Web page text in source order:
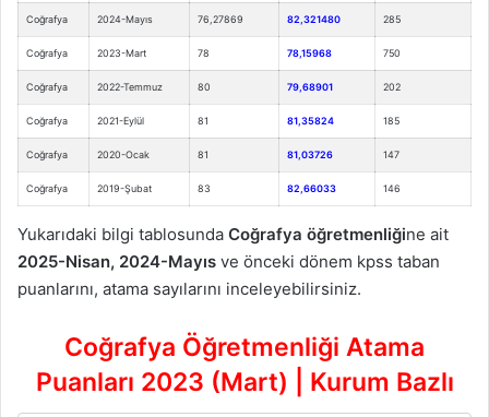
Coğrafya 2024-Mayıs 76,27869 82,321480 285
Coğrafya 2023-Mart 78 78,15968 750
Coğrafya 2022-Temmuz 80 79,68901 202
Coğrafya 2021-Eylül 81 81,35824 185
Coğrafya 2020-Ocak 81 81,03726 147
Coğrafya 2019-Şubat 83 82,66033 146
Yukarıdaki bilgi tablosunda Coğrafya öğretmenliğine ait
2025-Nisan, 2024-Mayıs ve önceki dönem kpss taban
puanlarını, atama sayılarını inceleyebilirsiniz.
Coğrafya Öğretmenliği Atama
Puanları 2023 (Mart) | Kurum Bazlı